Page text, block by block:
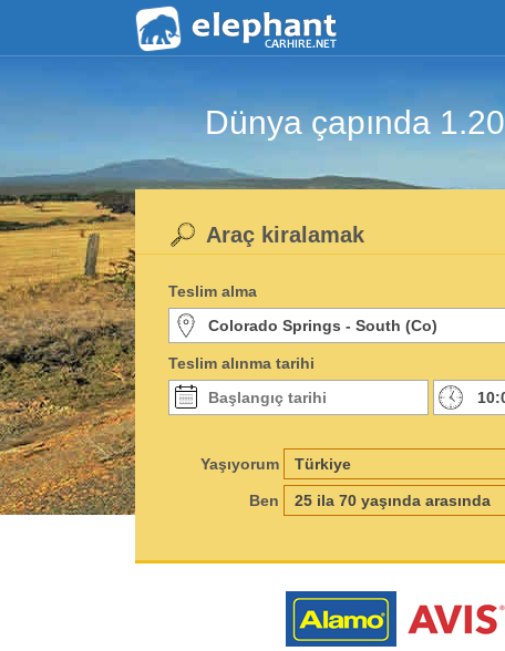
Dünya çapında
Araç kiralamak
Teslim alma
Teslim alınma tarihi
Yaşıyorum
Ben